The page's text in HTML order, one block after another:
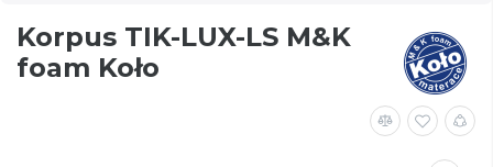
Korpus TIK-LUX-LS M&K
foam Koło